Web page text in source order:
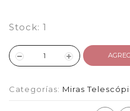
Stock: 1
Categorías: Miras